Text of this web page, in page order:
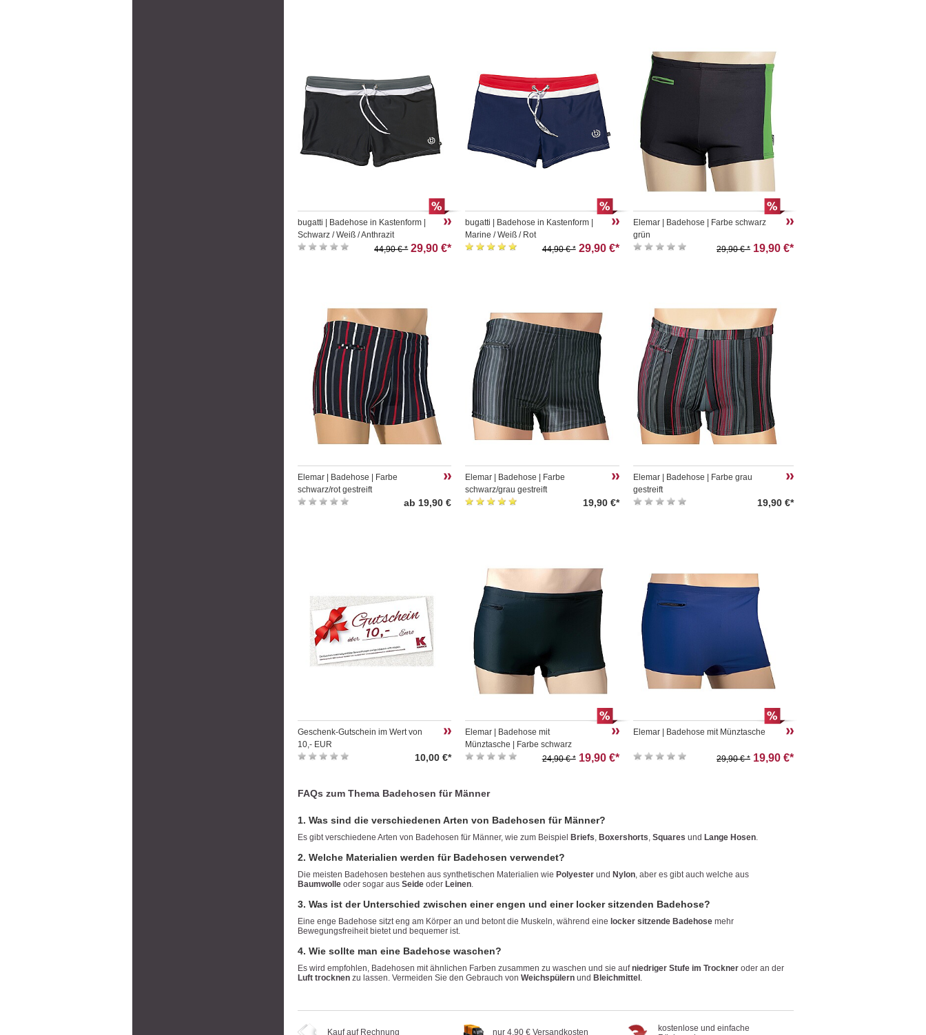
bugatti | Badehose in Kastenform |
Schwarz / Weiß / Anthrazit
44,90 € *29,90 €*
bugatti | Badehose in Kastenform |
Marine / Weiß / Rot
44,90 € *29,90 €*
Elemar | Badehose | Farbe schwarz
grün
29,90 € *19,90 €*
Elemar | Badehose | Farbe
schwarz/rot gestreift
ab 19,90 €
Elemar | Badehose | Farbe
schwarz/grau gestreift
19,90 €*
Elemar | Badehose | Farbe grau
gestreift
19,90 €*
Geschenk-Gutschein im Wert von
10,- EUR
10,00 €*
Elemar | Badehose mit
Münztasche | Farbe schwarz
24,90 € *19,90 €*
Elemar | Badehose mit Münztasche
29,90 € *19,90 €*
FAQs zum Thema Badehosen für Männer
1. Was sind die verschiedenen Arten von Badehosen für Männer?
Es gibt verschiedene Arten von Badehosen für Männer, wie zum Beispiel Briefs, Boxershorts, Squares und Lange Hosen.
2. Welche Materialien werden für Badehosen verwendet?
Die meisten Badehosen bestehen aus synthetischen Materialien wie Polyester und Nylon, aber es gibt auch welche aus
Baumwolle oder sogar aus Seide oder Leinen.
3. Was ist der Unterschied zwischen einer engen und einer locker sitzenden Badehose?
Eine enge Badehose sitzt eng am Körper an und betont die Muskeln, während eine locker sitzende Badehose mehr
Bewegungsfreiheit bietet und bequemer ist.
4. Wie sollte man eine Badehose waschen?
Es wird empfohlen, Badehosen mit ähnlichen Farben zusammen zu waschen und sie aufniedriger Stufe im Trockner oder an der
Luft trocknen zu lassen. Vermeiden Sie den Gebrauch von Weichspülern und Bleichmittel.
Kauf auf Rechnung nur 4,90 € Versandkosten
kostenlose und einfache